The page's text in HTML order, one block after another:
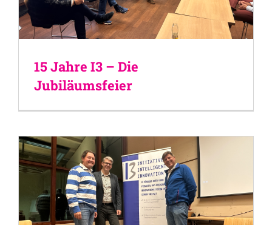
15 Jahre I3 – Die
Jubiläumsfeier